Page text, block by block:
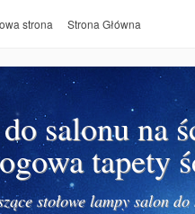
strona Strona Główna
salonu na
tapety
stołowe lampy salon